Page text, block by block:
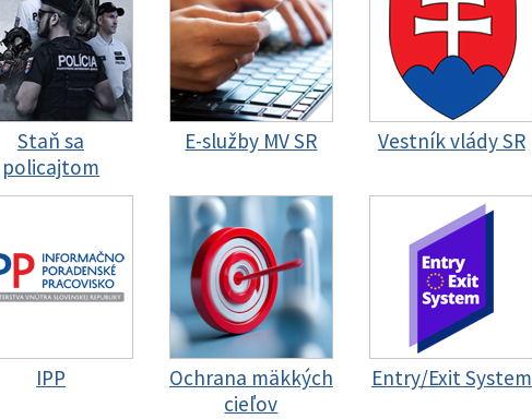
Staň sa
policajtom
E-služby MV SR Vestník vlády SR
IPP
Ochrana mäkkých
cieľov
Entry/Exit System